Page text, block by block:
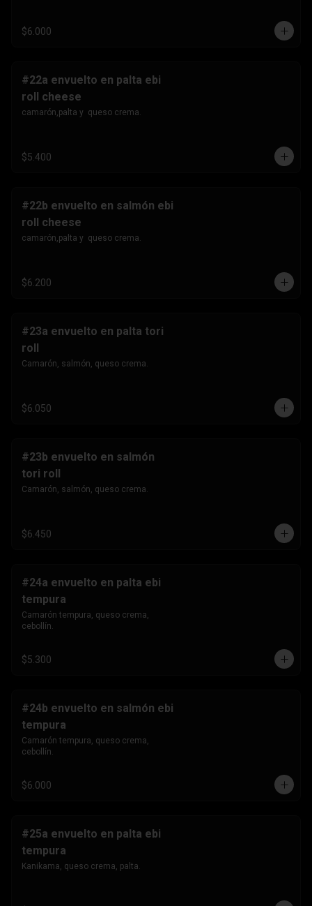
$6.000
#22a envuelto en palta ebi
roll cheese
camarón,palta y  queso crema.
$5.400
#22b envuelto en salmón ebi
roll cheese
camarón,palta y  queso crema.
$6.200
#23a envuelto en palta tori
roll
Camarón, salmón, queso crema.
$6.050
#23b envuelto en salmón
tori roll
Camarón, salmón, queso crema.
$6.450
#24a envuelto en palta ebi
tempura
Camarón tempura, queso crema,
cebollín.
$5.300
#24b envuelto en salmón ebi
tempura
Camarón tempura, queso crema,
cebollín.
$6.000
#25a envuelto en palta ebi
tempura
Kanikama, queso crema, palta.